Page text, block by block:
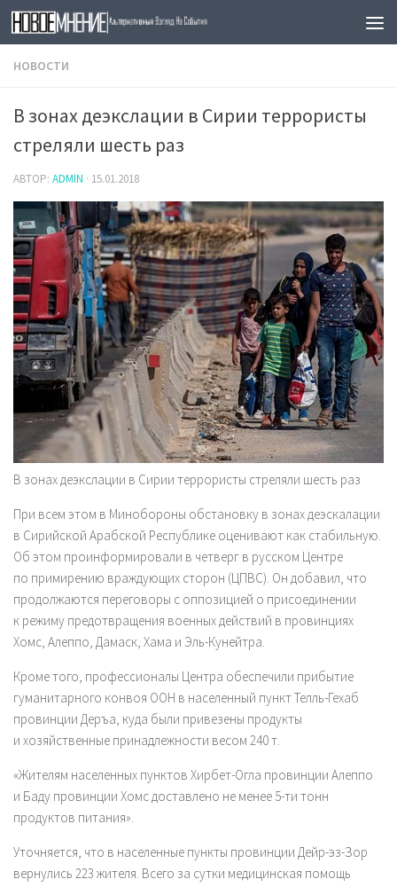
Skip to content
НОВОСТИ
В зонах деэкслации в Сирии террористы
стреляли шесть раз
АВТОР: ADMIN · 15.01.2018
В зонах деэкслации в Сирии террористы стреляли шесть раз
При всем этом в Минобороны обстановку в зонах деэскалации
в Сирийской Арабской Республике оценивают как стабильную.
Об этом проинформировали в четверг в русском Центре
по примирению враждующих сторон (ЦПВС). Он добавил, что
продолжаются переговоры с оппозицией о присоединении
к режиму предотвращения военных действий в провинциях
Хомс, Алеппо, Дамаск, Хама и Эль-Кунейтра.
Кроме того, профессионалы Центра обеспечили прибытие
гуманитарного конвоя ООН в населенный пункт Телль-Гехаб
провинции Деръа, куда были привезены продукты
и хозяйственные принадлежности весом 240 т.
«Жителям населенных пунктов Хирбет-Огла провинции Алеппо
и Баду провинции Хомс доставлено не менее 5-ти тонн
продуктов питания».
Уточняется, что в населенные пункты провинции Дейр-эз-Зор
вернулись 223 жителя. Всего за сутки медицинская помощь